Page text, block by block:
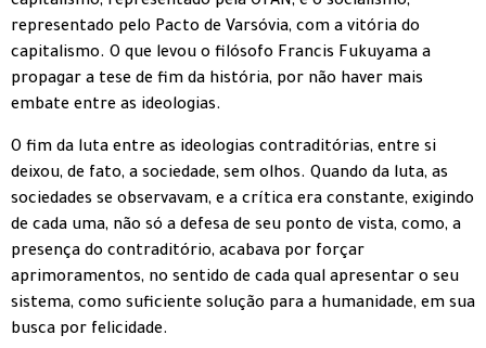
representado pelo Pacto de Varsóvia, com a vitória do
capitalismo. O que levou o filósofo Francis Fukuyama a
propagar a tese de fim da história, por não haver mais
embate entre as ideologias.
O fim da luta entre as ideologias contraditórias, entre si
deixou, de fato, a sociedade, sem olhos. Quando da luta, as
sociedades se observavam, e a crítica era constante, exigindo
de cada uma, não só a defesa de seu ponto de vista, como, a
presença do contraditório, acabava por forçar
aprimoramentos, no sentido de cada qual apresentar o seu
sistema, como suficiente solução para a humanidade, em sua
busca por felicidade.